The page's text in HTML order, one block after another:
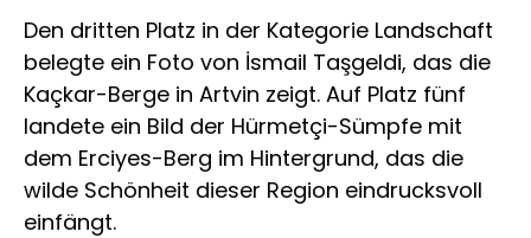
Den dritten Platz in der Kategorie Landschaft
belegte ein Foto von İsmail Taşgeldi, das die
Kaçkar-Berge in Artvin zeigt. Auf Platz fünf
landete ein Bild der Hürmetçi-Sümpfe mit
dem Erciyes-Berg im Hintergrund, das die
wilde Schönheit dieser Region eindrucksvoll
einfängt.